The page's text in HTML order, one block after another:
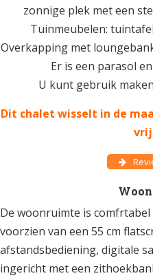
zonnige plek met een
Tuinmeubelen:
Overkapping met
Er is een parasol
U kunt gebruik
Dit chalet wisselt in de
De woonruimte is
voorzien van een 55 cm
afstandsbediening, digitale
ingericht met een